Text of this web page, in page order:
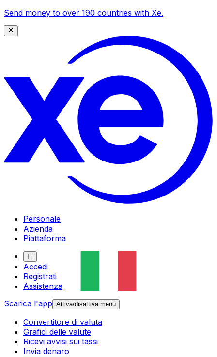
Send money to over 190 countries with Xe.
Personale
Azienda
Piattaforma
IT
Accedi
Registrati
Assistenza
Scarica l'app Attiva/disattiva menu
Convertitore di valuta
Grafici delle valute
Ricevi avvisi sui tassi
Invia denaro